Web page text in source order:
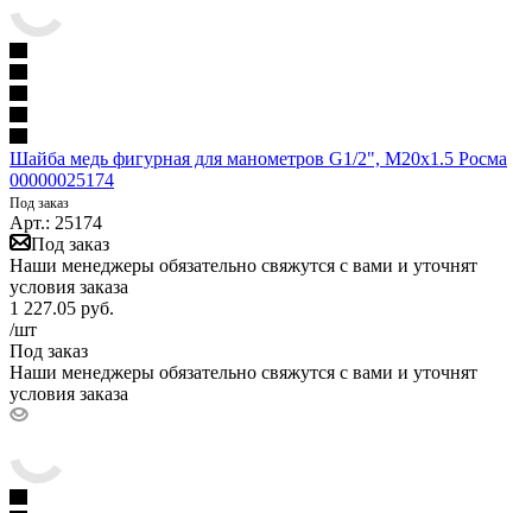
Шайба медь фигурная для манометров G1/2", M20x1.5 Росма
00000025174
Под заказ
Арт.: 25174
Под заказ
Наши менеджеры обязательно свяжутся с вами и уточнят
условия заказа
1 227.05 руб.
/шт
Под заказ
Наши менеджеры обязательно свяжутся с вами и уточнят
условия заказа